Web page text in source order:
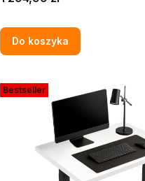
BIAŁE W STYLU LOFT
Do koszyka
Bestseller